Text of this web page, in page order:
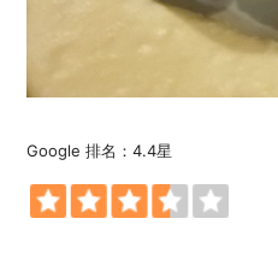
Google 排名：4.4星